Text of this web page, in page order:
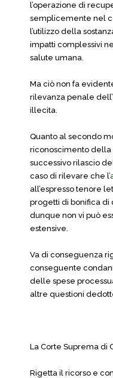
l’operazione di
semplicemente nel
l’utilizzo della
impatti complessivi
salute umana.
Ma ciò non fa
rilevanza penale
illecita.
Quanto al secondo
riconoscimento della
successivo rilascio
caso di rilevare che l’
all’espresso tenore
progetti di bonifica di
dunque non vi può
estensive.
Va di conseguenza
conseguente
delle spese
altre questioni
La Corte Suprema di
Rigetta il ricorso e